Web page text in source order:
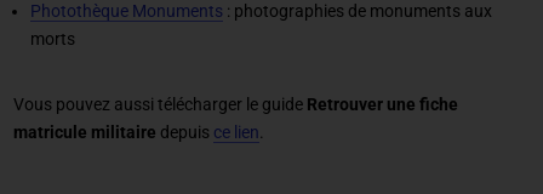
Photothèque Monuments : photographies de monuments aux
morts
Vous pouvez aussi télécharger le guide Retrouver une fiche
matricule militaire depuis ce lien.